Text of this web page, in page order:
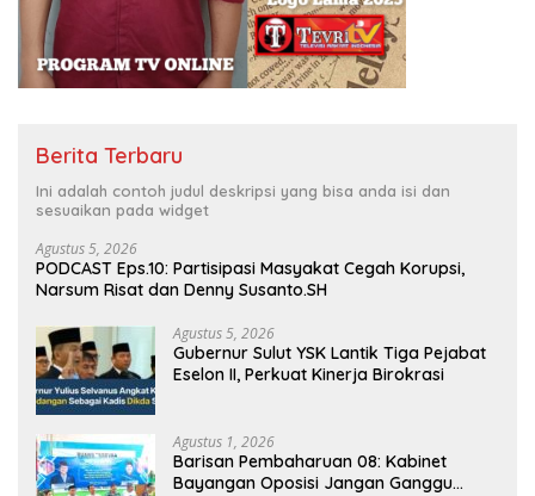
Berita Terbaru
Ini adalah contoh judul deskripsi yang bisa anda isi dan
sesuaikan pada widget
Agustus 5, 2026
PODCAST Eps.10: Partisipasi Masyakat Cegah Korupsi,
Narsum Risat dan Denny Susanto.SH
Agustus 5, 2026
Gubernur Sulut YSK Lantik Tiga Pejabat
Eselon II, Perkuat Kinerja Birokrasi
Agustus 1, 2026
Barisan Pembaharuan 08: Kabinet
Bayangan Oposisi Jangan Ganggu